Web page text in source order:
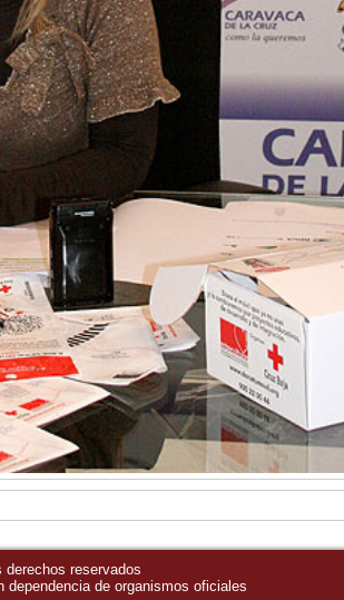
reservados
dependencia de organismos oficiales